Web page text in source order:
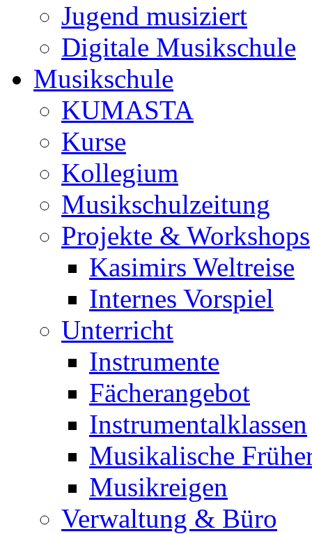
Jugend musiziert
Digitale Musikschule
Musikschule
KUMASTA
Kurse
Kollegium
Musikschulzeitung
Projekte & Workshops
Kasimirs Weltreise
Internes Vorspiel
Unterricht
Instrumente
Fächerangebot
Instrumentalklassen
Musikalische
Musikreigen
Verwaltung & Büro